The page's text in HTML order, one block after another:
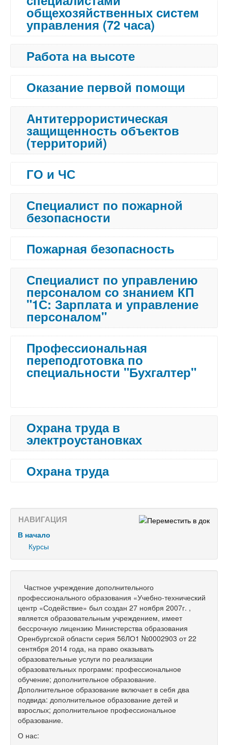
общехозяйственных систем
управления (72 часа)
Работа на высоте
Оказание первой помощи
Антитеррористическая
защищенность объектов
(территорий)
ГО и ЧС
Специалист по пожарной
безопасности
Пожарная безопасность
Специалист по управлению
персоналом со знанием КП
"1С: Зарплата и управление
персоналом"
Профессиональная
переподготовка по
специальности "Бухгалтер"
Охрана труда в
электроустановках
Охрана труда
НАВИГАЦИЯ
В начало
Курсы
Частное учреждение дополнительного
профессионального образования «Учебно-технический
центр «Содействие» был создан 27 ноября 2007г. ,
является образовательным учреждением, имеет
бессрочную лицензию Министерства образования
Оренбургской области серия 56ЛО1 №0002903 от 22
сентября 2014 года, на право оказывать
образовательные услуги по реализации
образовательных программ: профессиональное
обучение; дополнительное образование.
Дополнительное образование включает в себя два
подвида: дополнительное образование детей и
взрослых; дополнительное профессиональное
образование.
О нас: